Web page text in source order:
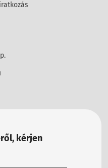
kérjen